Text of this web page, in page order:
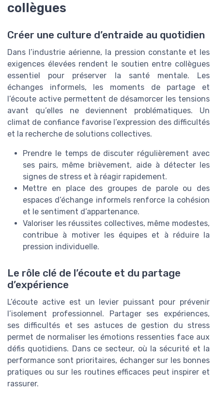
collègues
Créer une culture d’entraide au quotidien
Dans l’industrie aérienne, la pression constante et les
exigences élevées rendent le soutien entre collègues
essentiel pour préserver la santé mentale. Les
échanges informels, les moments de partage et
l’écoute active permettent de désamorcer les tensions
avant qu’elles ne deviennent problématiques. Un
climat de confiance favorise l’expression des difficultés
et la recherche de solutions collectives.
Prendre le temps de discuter régulièrement avec
ses pairs, même brièvement, aide à détecter les
signes de stress et à réagir rapidement.
Mettre en place des groupes de parole ou des
espaces d’échange informels renforce la cohésion
et le sentiment d’appartenance.
Valoriser les réussites collectives, même modestes,
contribue à motiver les équipes et à réduire la
pression individuelle.
Le rôle clé de l’écoute et du partage
d’expérience
L’écoute active est un levier puissant pour prévenir
l’isolement professionnel. Partager ses expériences,
ses difficultés et ses astuces de gestion du stress
permet de normaliser les émotions ressenties face aux
défis quotidiens. Dans ce secteur, où la sécurité et la
performance sont prioritaires, échanger sur les bonnes
pratiques ou sur les routines efficaces peut inspirer et
rassurer.